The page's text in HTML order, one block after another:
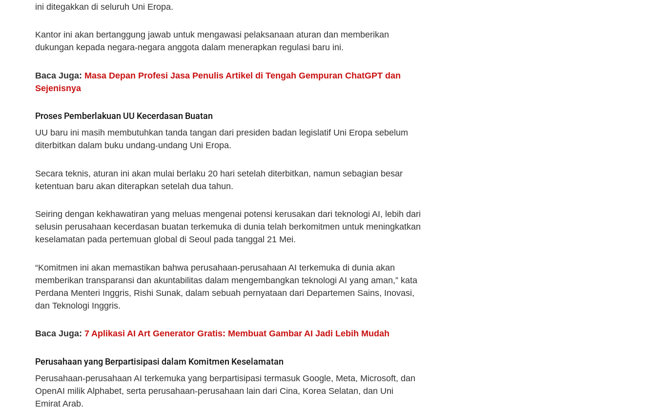
ini ditegakkan di seluruh Uni Eropa.
Kantor ini akan bertanggung jawab untuk mengawasi pelaksanaan aturan dan memberikan
dukungan kepada negara-negara anggota dalam menerapkan regulasi baru ini.
Baca Juga: Masa Depan Profesi Jasa Penulis Artikel di Tengah Gempuran ChatGPT dan
Sejenisnya
Proses Pemberlakuan UU Kecerdasan Buatan
UU baru ini masih membutuhkan tanda tangan dari presiden badan legislatif Uni Eropa sebelum
diterbitkan dalam buku undang-undang Uni Eropa.
Secara teknis, aturan ini akan mulai berlaku 20 hari setelah diterbitkan, namun sebagian besar
ketentuan baru akan diterapkan setelah dua tahun.
Seiring dengan kekhawatiran yang meluas mengenai potensi kerusakan dari teknologi AI, lebih dari
selusin perusahaan kecerdasan buatan terkemuka di dunia telah berkomitmen untuk meningkatkan
keselamatan pada pertemuan global di Seoul pada tanggal 21 Mei.
“Komitmen ini akan memastikan bahwa perusahaan-perusahaan AI terkemuka di dunia akan
memberikan transparansi dan akuntabilitas dalam mengembangkan teknologi AI yang aman,” kata
Perdana Menteri Inggris, Rishi Sunak, dalam sebuah pernyataan dari Departemen Sains, Inovasi,
dan Teknologi Inggris.
Baca Juga: 7 Aplikasi AI Art Generator Gratis: Membuat Gambar AI Jadi Lebih Mudah
Perusahaan yang Berpartisipasi dalam Komitmen Keselamatan
Perusahaan-perusahaan AI terkemuka yang berpartisipasi termasuk Google, Meta, Microsoft, dan
OpenAI milik Alphabet, serta perusahaan-perusahaan lain dari Cina, Korea Selatan, dan Uni
Emirat Arab.